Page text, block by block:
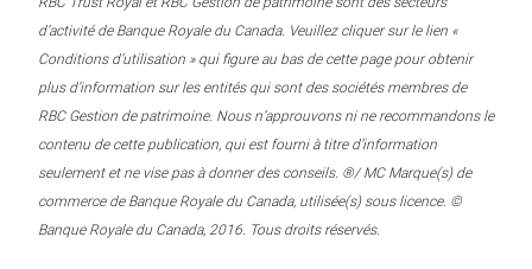
d’activité de Banque Royale du Canada. Veuillez cliquer sur le lien «
Conditions d’utilisation » qui figure au bas de cette page pour obtenir
plus d’information sur les entités qui sont des sociétés membres de
RBC Gestion de patrimoine. Nous n’approuvons ni ne recommandons le
contenu de cette publication, qui est fourni à titre d’information
seulement et ne vise pas à donner des conseils. ®/ MC Marque(s) de
commerce de Banque Royale du Canada, utilisée(s) sous licence. ©
Banque Royale du Canada, 2016. Tous droits réservés.